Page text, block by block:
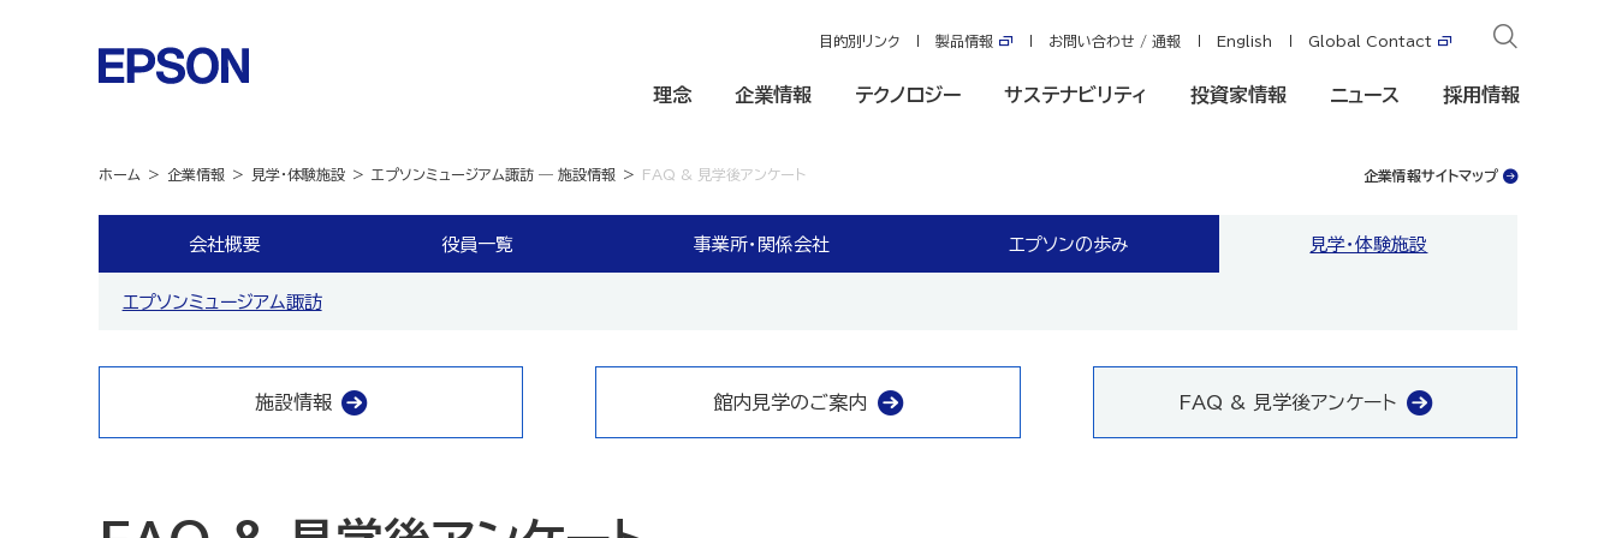
目的別リンク 製品情報 お問い合わせ / 通報 English Global Contact
理念 企業情報 テクノロジー サステナビリティ 投資家情報 ニュース 採用情報
企業情報サイトマップ
ホーム 企業情報 見学・体験施設 エプソンミュージアム諏訪 ― 施設情報 FAQ & 見学後アンケート
会社概要 役員一覧 事業所・関係会社 エプソンの歩み 見学・体験施設
エプソンミュージアム諏訪
施設情報 館内見学のご案内 FAQ & 見学後アンケート